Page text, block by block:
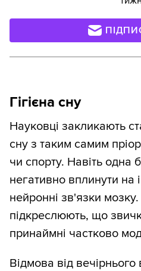
Гігієна сну
Науковці закликають
сну з таким самим
чи спорту. Навіть одна
негативно вплинути на
нейронні зв'язки
підкреслюють, що
принаймні частково
Відмова від